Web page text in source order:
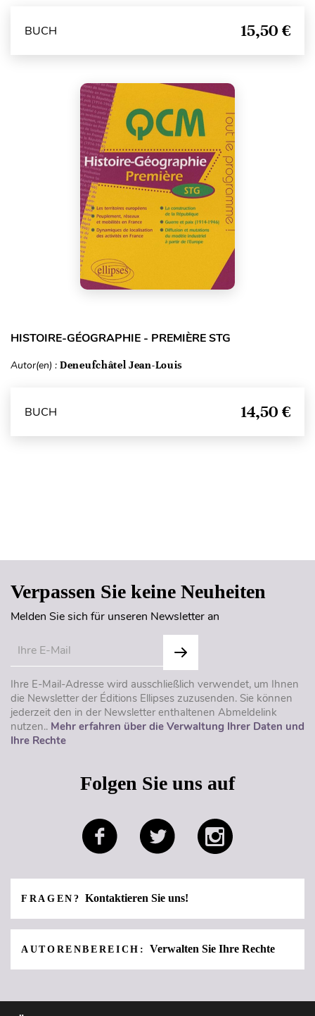
BUCH 15,50 €
HISTOIRE-GÉOGRAPHIE - PREMIÈRE STG
Autor(en) : Deneufchâtel Jean-Louis
BUCH 14,50 €
Verpassen Sie keine Neuheiten
Melden Sie sich für unseren Newsletter an
Ihre E-Mail-Adresse wird ausschließlich verwendet, um Ihnen
die Newsletter der Éditions Ellipses zuzusenden. Sie können
jederzeit den in der Newsletter enthaltenen Abmeldelink
nutzen.. Mehr erfahren über die Verwaltung Ihrer Daten und
Ihre Rechte
Folgen Sie uns auf
FRAGEN?Kontaktieren Sie uns!
AUTORENBEREICH: Verwalten Sie Ihre Rechte